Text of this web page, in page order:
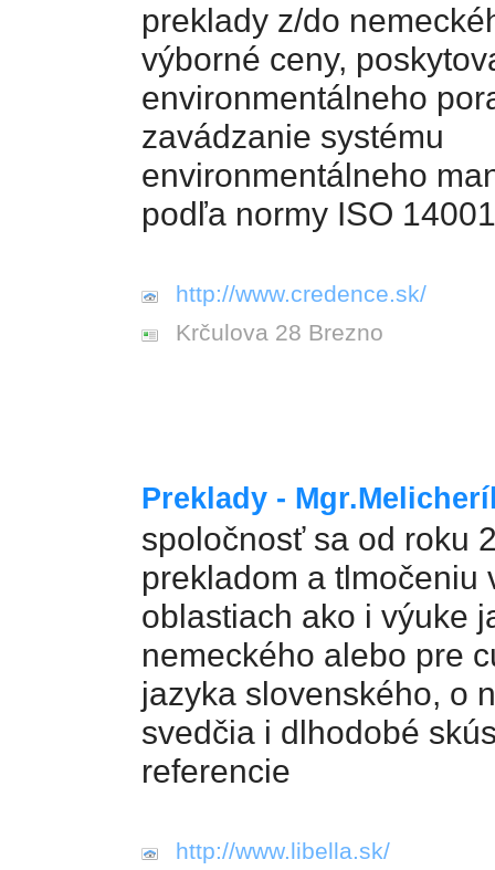
preklady z/do
výborné ceny,
environmentálneho
zavádzanie systému
environmentálneho
podľa normy ISO 14001
http://www.credence.sk/
Krčulova 28 Brezno
Preklady -
spoločnosť sa od roku
prekladom a tlmočeniu
oblastiach ako i výuke
nemeckého alebo pre
jazyka slovenského, o
svedčia i dlhodobé
referencie
http://www.libella.sk/